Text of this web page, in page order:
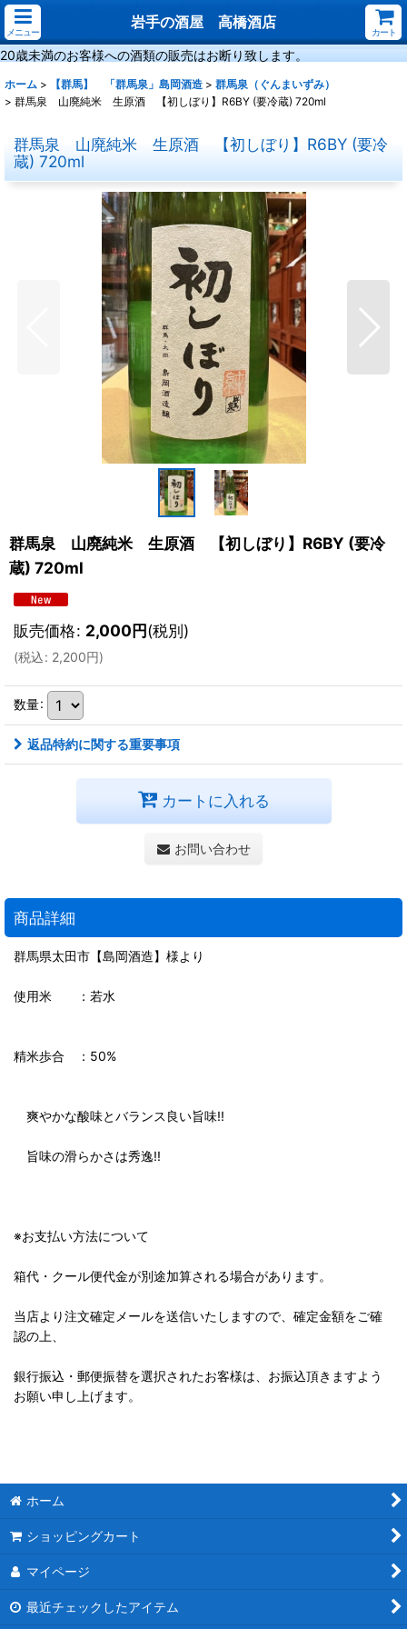
メニュー
岩手の酒屋 高橋酒店
カート
20歳未満のお客様への酒類の販売はお断り致します。
ホーム > 【群馬】 「群馬泉」島岡酒造 > 群馬泉（ぐんまいずみ）
> 群馬泉 山廃純米 生原酒 【初しぼり】R6BY (要冷蔵) 720ml
群馬泉 山廃純米 生原酒 【初しぼり】R6BY (要冷
蔵) 720ml
群馬泉 山廃純米 生原酒 【初しぼり】R6BY (要冷
蔵) 720ml
販売価格: 2,000円(税別)
(税込: 2,200円)
数量:
返品特約に関する重要事項
カートに入れる
お問い合わせ
商品詳細
群馬県太田市【島岡酒造】様より
使用米 ：若水
精米歩合 ：50%
爽やかな酸味とバランス良い旨味!!
旨味の滑らかさは秀逸!!
※お支払い方法について
箱代・クール便代金が別途加算される場合があります。
当店より注文確定メールを送信いたしますので、確定金額をご確
認の上、
銀行振込・郵便振替を選択されたお客様は、お振込頂きますよう
お願い申し上げます。
ホーム
ショッピングカート
マイページ
最近チェックしたアイテム